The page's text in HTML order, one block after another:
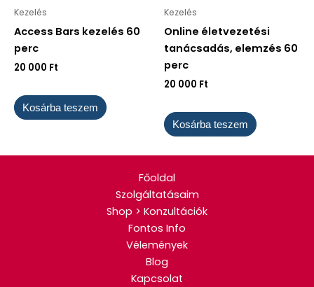
Kezelés
Access Bars kezelés 60
perc
20 000 Ft
Kosárba teszem
Kezelés
Online életvezetési
tanácsadás, elemzés 60
perc
20 000 Ft
Kosárba teszem
Főoldal
Szolgáltatásaim
Shop > Konzultációk
Fontos Info
Vélemények
Blog
Kapcsolat